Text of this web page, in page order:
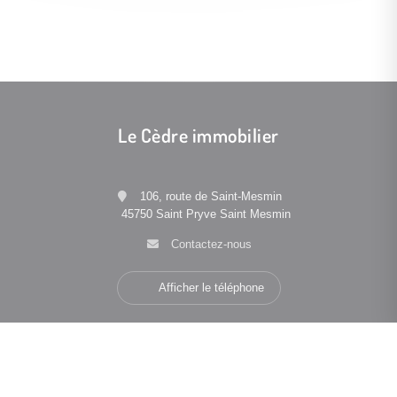
Le Cèdre immobilier
106, route de Saint-Mesmin
45750 Saint Pryve Saint Mesmin
Contactez-nous
Afficher le téléphone